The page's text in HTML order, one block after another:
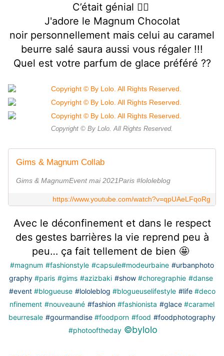
C’était génial 👍🏻
J'adore le Magnum Chocolat
noir personnellement mais celui au caramel
beurre salé saura aussi vous régaler !!!
Quel est votre parfum de glace préféré ??
Copyright © By Lolo. All Rights Reserved.
Gims & Magnum Collab
Gims & MagnumEvent mai 2021Paris #lololeblog
https://www.youtube.com/watch?v=qpUAeLFqoRg
Avec le déconfinement et dans le respect
des gestes barrières la vie reprend peu à
peu… ça fait tellement de bien 🤩
#magnum #fashionstyle #capsule#modeurbaine #urbanphoto
graphy #paris #gims #azizbaki #show #choregraphie #danse
#event #blogueuse #lololeblog #blogueuselifestyle #life #deco
nfinement #nouveauné #fashion #fashionista #glace #caramel
beurresale #gourmandise #foodporn #food #foodphotography
#photooftheday ©️bylolo